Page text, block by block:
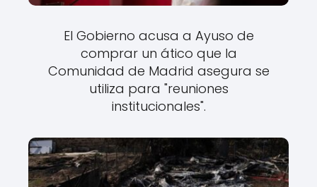
El Gobierno acusa a Ayuso de
comprar un ático que la
Comunidad de Madrid asegura se
utiliza para "reuniones
institucionales".